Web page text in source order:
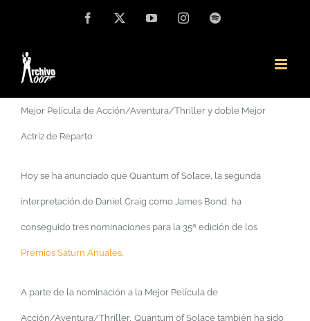
contenido
Facebook YouTubeInstagramSpotify
Mejor Película de Acción/Aventura/Thriller y doble Mejor
Actriz de Reparto
Hoy se ha anunciado que Quantum of Solace, la segunda
interpretación de Daniel Craig como James Bond, ha
conseguido tres nominaciones para la 35ª edición de los
Premios Saturn Anuales.
A parte de la nominación a la Mejor Película de
Acción/Aventura/Thriller, Quantum of Solace también ha sido